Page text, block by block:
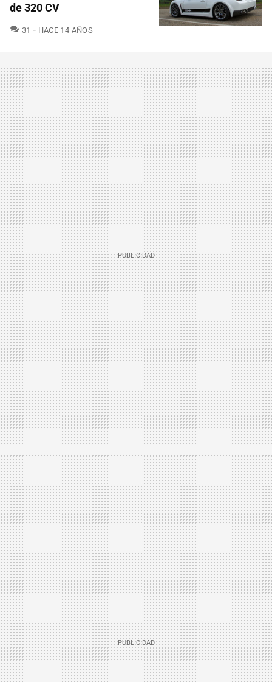
de 320 CV
31 COMENTARIOS
HACE 14 AÑOS